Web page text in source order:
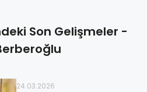
Son Gelişmeler -
24.03.2026